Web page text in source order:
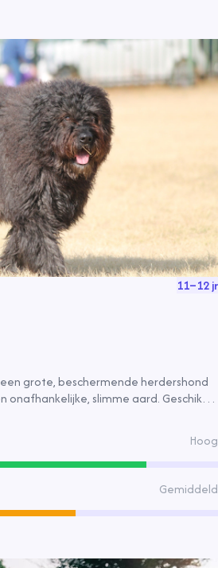
11–12jr
grote, beschermende herdershond
onafhankelijke, slimme aard. Geschikt
Hoog
Gemiddeld